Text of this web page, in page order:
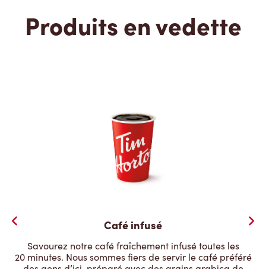
Produits en vedette
Café infusé
Savourez notre café fraîchement infusé toutes les
20 minutes. Nous sommes fiers de servir le café préféré